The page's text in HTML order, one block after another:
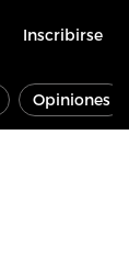
Inscribirse
Opiniones